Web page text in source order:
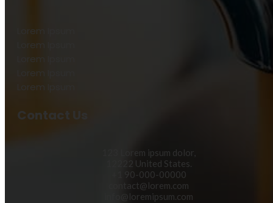
Lorem Ipsum
Lorem Ipsum
Lorem Ipsum
Lorem Ipsum
Lorem Ipsum
Contact Us
123 Lorem ipsum dolor,
12222 United States.
+1 90-000-00000
contact@lorem.com
info@loremipsum.com